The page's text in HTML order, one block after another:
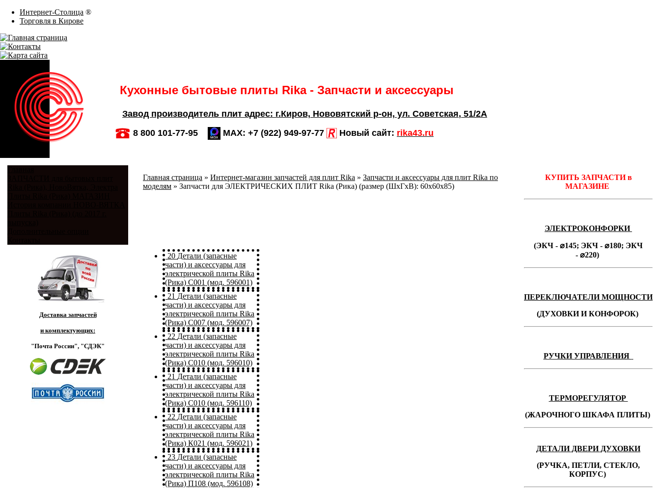
Интернет-Столица ®
Торговля в Кирове
Кухонные бытовые плиты Rika - Запчасти и аксессуары
Завод производитель плит адрес: г.Киров, Нововятский р-он, ул. Советская, 51/2А
8 800 101-77-95
MAX: +7 (922) 949-97-77 Новый сайт: rika43.ru
Доставка запчастей
и комплектующих:
"Почта России", "СДЭК"
Главная страница » Интернет-магазин запчастей для плит Rika » Запчасти и аксессуары для плит Rika по
моделям » Запчасти для ЭЛЕКТРИЧЕСКИХ ПЛИТ Rika (Рика) (размер (ШхГхВ): 60х60х85)
20 Детали (запасные
части) и аксессуары для
электрической плиты Rika
(Рика) C001 (мод. 596001)
21 Детали (запасные
части) и аксессуары для
электрической плиты Rika
(Рика) C007 (мод. 596007)
22 Детали (запасные
части) и аксессуары для
электрической плиты Rika
(Рика) C010 (мод. 596010)
21 Детали (запасные
части) и аксессуары для
электрической плиты Rika
(Рика) C010 (мод. 596110)
22 Детали (запасные
части) и аксессуары для
электрической плиты Rika
(Рика) К021 (мод. 596021)
23 Детали (запасные
части) и аксессуары для
электрической плиты Rika
(Рика) П108 (мод. 596108)
КУПИТЬ ЗАПЧАСТИ в
МАГАЗИНЕ
ЭЛЕКТРОКОНФОРКИ
(ЭКЧ - ⌀145; ЭКЧ - ⌀180; ЭКЧ
- ⌀220)
ПЕРЕКЛЮЧАТЕЛИ МОЩНОСТИ
(ДУХОВКИ И КОНФОРОК)
РУЧКИ УПРАВЛЕНИЯ
ТЕРМОРЕГУЛЯТОР
(ЖАРОЧНОГО ШКАФА ПЛИТЫ)
ДЕТАЛИ ДВЕРИ ДУХОВКИ
(РУЧКА, ПЕТЛИ, СТЕКЛО,
КОРПУС)